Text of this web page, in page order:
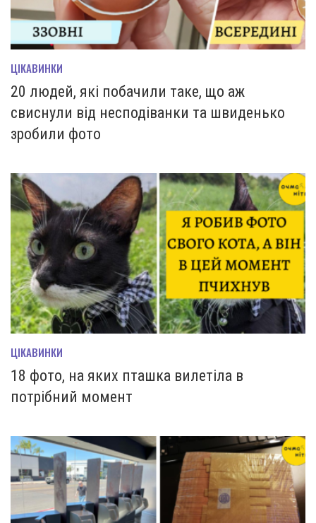
ЦІКАВИНКИ
20 людей, які побачили таке, що аж
свиснули від несподіванки та швиденько
зробили фото
ЦІКАВИНКИ
18 фото, на яких пташка вилетіла в
потрібний момент